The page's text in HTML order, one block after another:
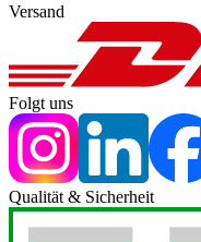
Versand
Folgt uns
Qualität & Sicherheit